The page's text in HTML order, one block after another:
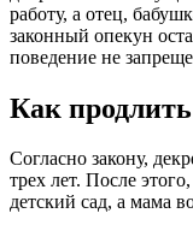
работу, а отец,
законный опекун
поведение не
Как
Согласно закону,
трех лет. После
детский сад, а мама